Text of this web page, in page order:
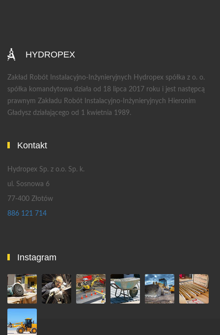
HYDROPEX
Zakład Robót Instalacyjno-Inżynieryjnych Hydropex spółka z o. o.
spółka komandytowa działa od 18 lipca 2017 roku i jest następcą
prawnym Zakładu Robót Instalacyjno-Inżynieryjnych Hieronim
Gładysz działającego od 1 kwietnia 1989.
Kontakt
Hydropex Sp. z o.o. Sp. k.
ul. Sosnowa 6
77-400 Złotów
886 121 714
Instagram